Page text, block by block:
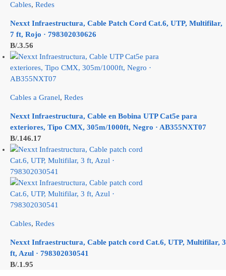
Cables, Redes
Nexxt Infraestructura, Cable Patch Cord Cat.6, UTP, Multifilar,
7 ft, Rojo · 798302030626
B/.3.56
Cables a Granel, Redes
Nexxt Infraestructura, Cable en Bobina UTP Cat5e para
exteriores, Tipo CMX, 305m/1000ft, Negro · AB355NXT07
B/.146.17
Cables, Redes
Nexxt Infraestructura, Cable patch cord Cat.6, UTP, Multifilar, 3
ft, Azul · 798302030541
B/.1.95